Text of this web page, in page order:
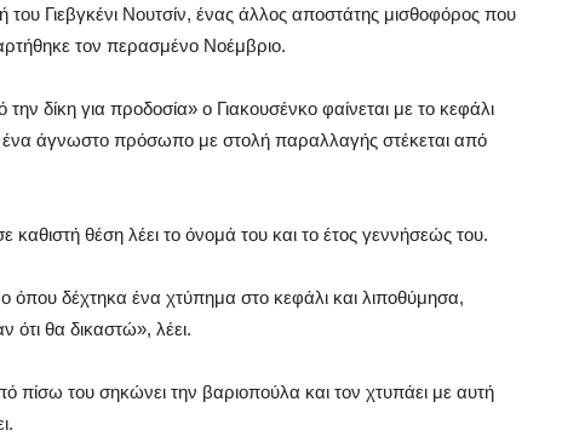
του Γιεβγκένι Νουτσίν, ένας άλλος αποστάτης μισθοφόρος που
τον περασμένο Νοέμβριο.
την δίκη για προδοσία» ο Γιακουσένκο φαίνεται με το κεφάλι
άγνωστο πρόσωπο με στολή παραλλαγής στέκεται από
θέση λέει το όνομά του και το έτος γεννήσεώς του.
όπου δέχτηκα ένα χτύπημα στο κεφάλι και λιποθύμησα,
ότι θα δικαστώ», λέει.
του σηκώνει την βαριοπούλα και τον χτυπάει με αυτή